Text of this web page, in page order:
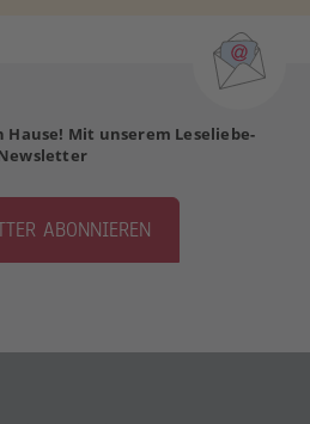
Hause! Mit unserem Leseliebe-
ABONNIEREN